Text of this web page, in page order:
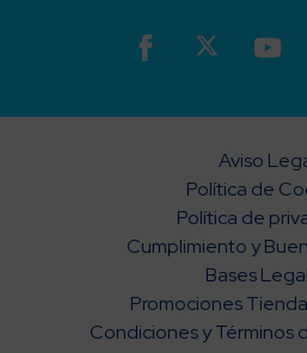
Aviso
Política de
Política de
Cumplimiento y
Bases
Promociones
Condiciones y Términos